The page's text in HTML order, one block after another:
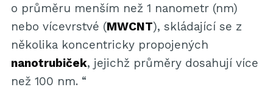
o průměru menším než 1 nanometr (nm)
nebo vícevrstvé (MWCNT), skládající se z
několika koncentricky propojených
nanotrubiček, jejichž průměry dosahují více
než 100 nm. “